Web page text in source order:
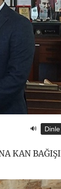
🔊 Dinle
KAN BAĞIŞI